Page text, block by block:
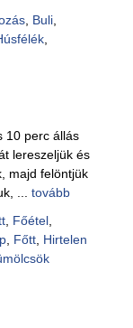
, Buli,
,
10 perc állás
lereszeljük és
majd felöntjük
... tovább
, Főétel,
, Főtt, Hirtelen